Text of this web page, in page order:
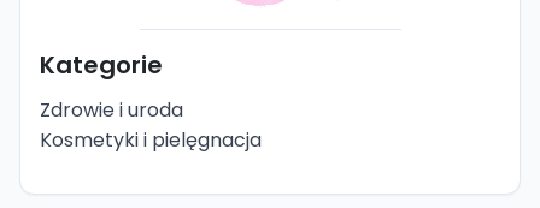
Kategorie
Zdrowie i uroda
Kosmetyki i pielęgnacja